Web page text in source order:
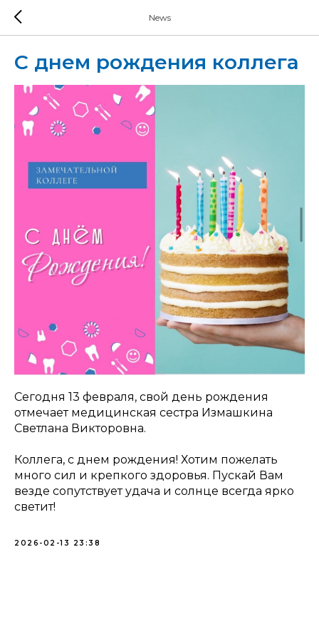
News
С днем рождения коллега
Сегодня 13 февраля, свой день рождения
отмечает медицинская сестра Измашкина
Светлана Викторовна.
Коллега, с днем рождения! Хотим пожелать
много сил и крепкого здоровья. Пускай Вам
везде сопутствует удача и солнце всегда ярко
светит!
2026-02-13 23:38